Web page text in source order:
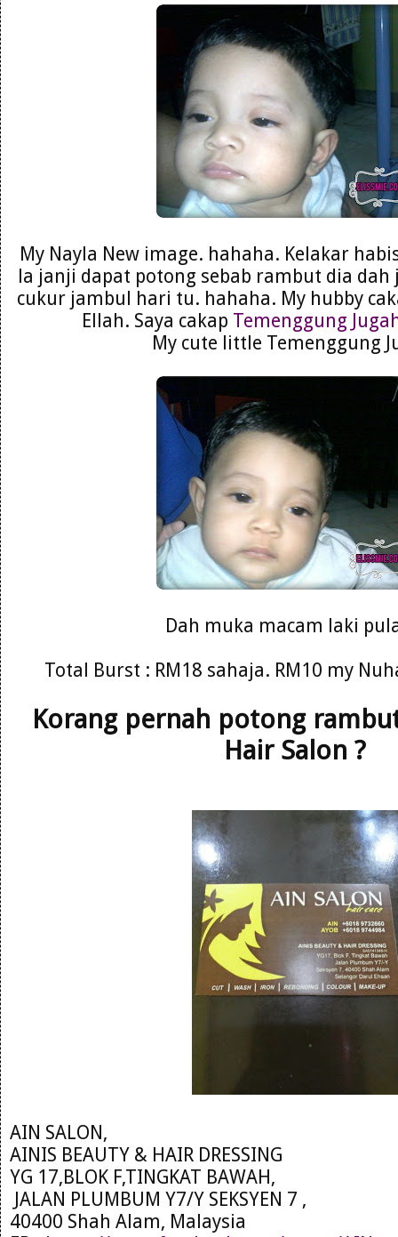
My Nayla New image. hahaha. Kelakar
la janji dapat potong sebab rambut dia dah
cukur jambul hari tu. hahaha. My hubby
Ellah. Saya cakap Temenggung
My cute little Temenggung
Dah muka macam laki
Total Burst : RM18 sahaja. RM10 my
Korang pernah potong
Hair Salon ?
AIN SALON,
AINIS BEAUTY & HAIR DRESSING
YG 17,BLOK F,TINGKAT BAWAH,
JALAN PLUMBUM Y7/Y SEKSYEN 7 ,
40400 Shah Alam, Malaysia